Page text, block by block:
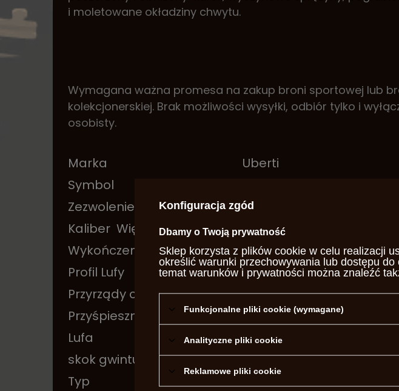
i moletowane okładziny chwytu.
Wymagana ważna promesa na zakup broni sportowej lub
kolekcjonerskiej. Brak możliwości wysyłki, odbiór tylko i
osobisty.
Marka
Uberti
Symbol
Zezwolenie na broń
Tak
Kaliber Więcej
45LC
Wykończenie Lufy
Oksyda
Profil Lufy
okrągła
Przyrządy celownicze
stałe
Przyśpiesznik
Nie
Lufa
Gwintowana
skok gwintu
1 - 20
Typ
Powtarzalna
Konfiguracja zgód
Dbamy o Twoją prywatność
Sklep korzysta z plików cookie w celu realizacji
określić warunki przechowywania lub dostępu
temat warunków i prywatności można znaleźć
Funkcjonalne pliki cookie (wymagane)
Analityczne pliki cookie
Reklamowe pliki cookie